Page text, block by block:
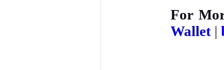
For
Wallet |